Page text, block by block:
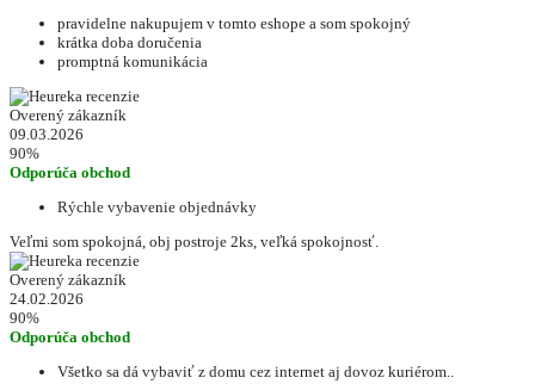
pravidelne nakupujem v tomto eshope a som spokojný
krátka doba doručenia
promptná komunikácia
Overený zákazník
09.03.2026
90%
Odporúča obchod
Rýchle vybavenie objednávky
Veľmi som spokojná, obj postroje 2ks, veľká spokojnosť.
Overený zákazník
24.02.2026
90%
Odporúča obchod
Všetko sa dá vybaviť z domu cez internet aj dovoz kuriérom..